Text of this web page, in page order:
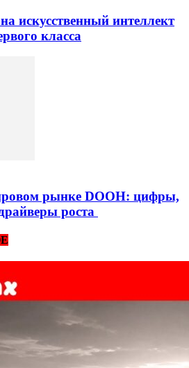
искусственный интеллект
класса
рынке DOOH: цифры,
роста